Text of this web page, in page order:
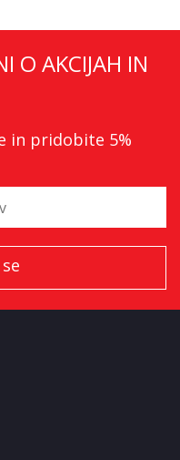
O AKCIJAH IN
in pridobite 5%